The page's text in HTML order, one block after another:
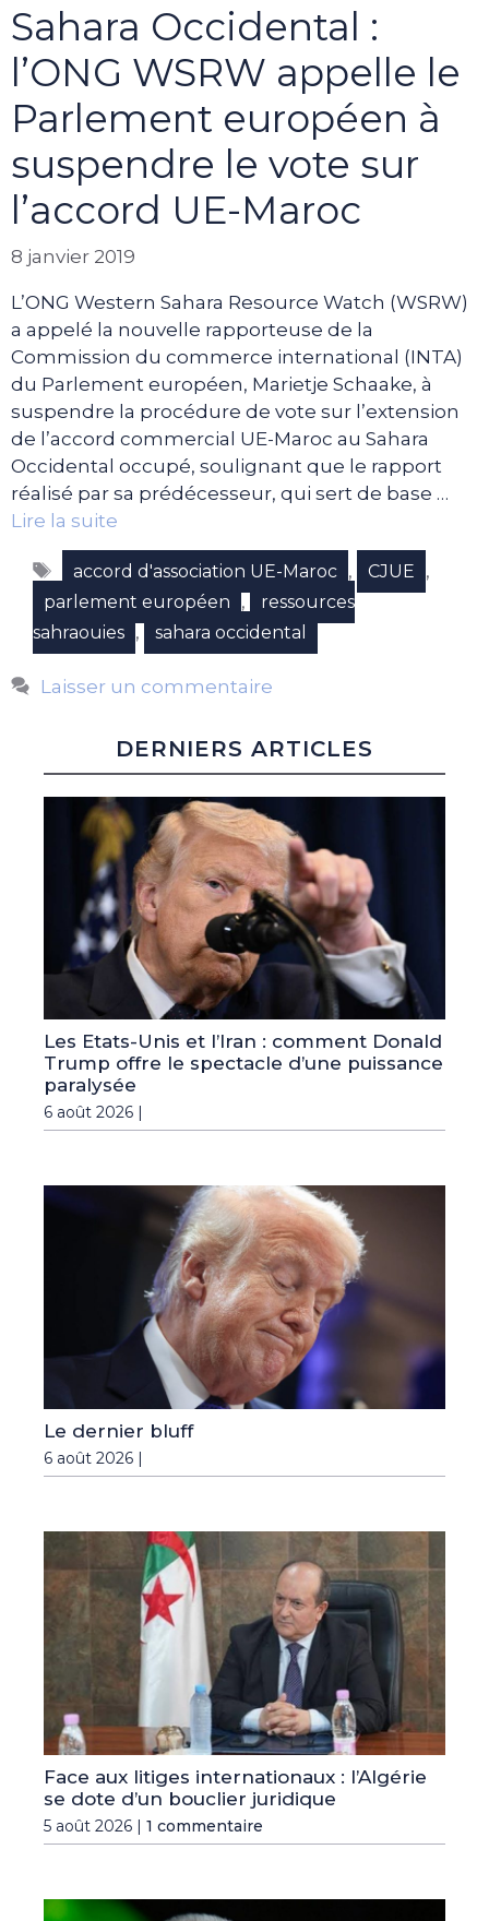
Sahara Occidental :
l’ONG WSRW appelle le
Parlement européen à
suspendre le vote sur
l’accord UE-Maroc
8 janvier 2019
L’ONG Western Sahara Resource Watch (WSRW)
a appelé la nouvelle rapporteuse de la
Commission du commerce international (INTA)
du Parlement européen, Marietje Schaake, à
suspendre la procédure de vote sur l’extension
de l’accord commercial UE-Maroc au Sahara
Occidental occupé, soulignant que le rapport
réalisé par sa prédécesseur, qui sert de base …
Lire la suite
Étiquettes
accord d'association UE-Maroc , CJUE ,
parlement européen ,
ressources
sahraouies , sahara occidental
Laisser un commentaire
DERNIERS ARTICLES
Les Etats-Unis et l’Iran : comment Donald
Trump offre le spectacle d’une puissance
paralysée
6 août 2026 |
Le dernier bluff
6 août 2026 |
Face aux litiges internationaux : l’Algérie
se dote d’un bouclier juridique
5 août 2026 | 1 commentaire